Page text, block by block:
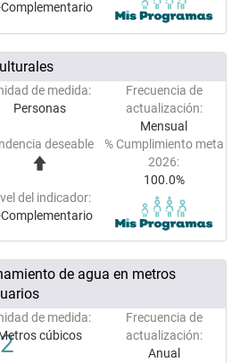
de medida:
Personas
Frecuencia de
actualización:
Mensual
deseable
% Cumplimiento meta
2026:
100.0%
del indicador:
de agua en metros
de medida:
cúbicos
Frecuencia de
actualización:
Anual